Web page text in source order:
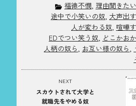
福徳不憫, 理由聞きた
途中で小笑いの奴, 大声出
人が変わる奴, 喧嘩
EDでつい笑う奴, どこかお
人柄の奴ら, お互い様の奴ら,
NEXT
スカウトされて大学と
就職先をやめる奴